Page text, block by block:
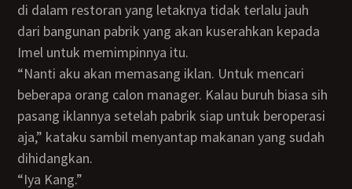
di dalam restoran yang letaknya tidak terlalu jauh
dari bangunan pabrik yang akan kuserahkan kepada
Imel untuk memimpinnya itu.
“Nanti aku akan memasang iklan. Untuk mencari
beberapa orang calon manager. Kalau buruh biasa sih
pasang iklannya setelah pabrik siap untuk beroperasi
aja,” kataku sambil menyantap makanan yang sudah
dihidangkan.
“Iya Kang.”